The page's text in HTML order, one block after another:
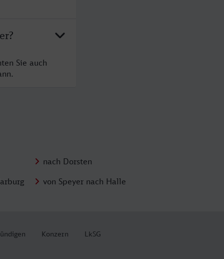
Sie auch
nach Dorsten
von Speyer nach Halle
Konzern LkSG